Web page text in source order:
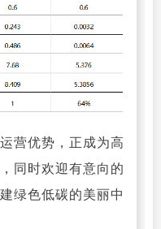
营优势，正成为高
同时欢迎有意向的
绿色低碳的美丽中